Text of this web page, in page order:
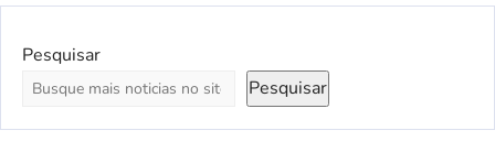
Pesquisar
Pesquisar